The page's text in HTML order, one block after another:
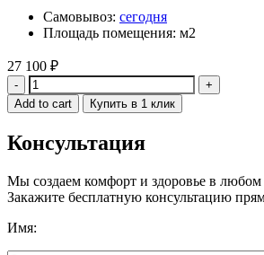
Самовывоз: сегодня
Площадь помещения: м2
27 100 ₽
Quantity
Add to cart Купить в 1 клик
Консультация
Мы создаем комфорт и здоровье в
Закажите бесплатную консультацию
Имя: